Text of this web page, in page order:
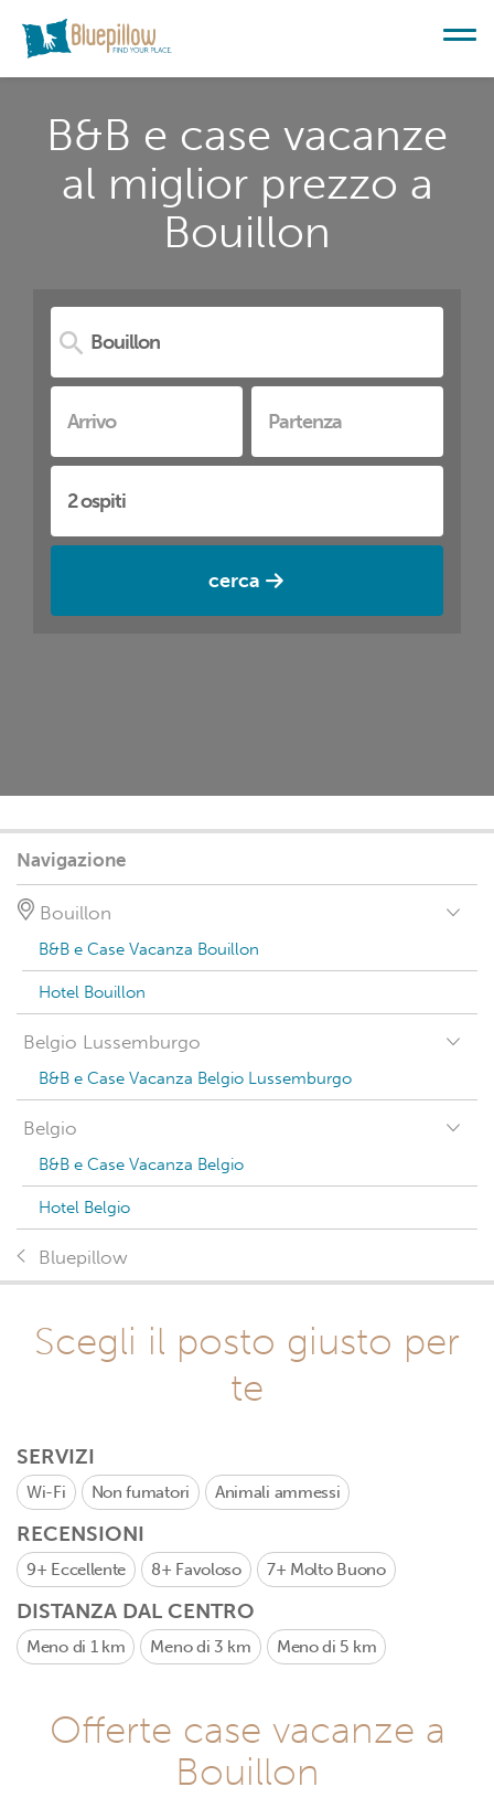
B&B e case vacanze
al miglior prezzo a
Bouillon
cerca
Navigazione
Bouillon
B&B e Case Vacanza Bouillon
Hotel Bouillon
Belgio Lussemburgo
B&B e Case Vacanza Belgio Lussemburgo
Belgio
B&B e Case Vacanza Belgio
Hotel Belgio
Bluepillow
Scegli il posto giusto per
te
SERVIZI
Wi-Fi Non fumatori Animali ammessi
RECENSIONI
9+ Eccellente 8+ Favoloso 7+ Molto Buono
DISTANZA DAL CENTRO
Meno di 1 km Meno di 3 km Meno di 5 km
Offerte case vacanze a
Bouillon